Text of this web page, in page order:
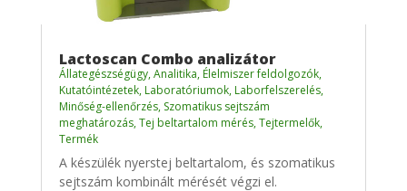
Lactoscan Combo analizátor
Állategészségügy,Analitika, Élelmiszer feldolgozók,
Kutatóintézetek, Laboratóriumok, Laborfelszerelés,
Minőség-ellenőrzés, Szomatikus sejtszám
meghatározás,Tej beltartalom mérés,Tejtermelők,
Termék
A készülék nyerstej beltartalom, és szomatikus
sejtszám kombinált mérését végzi el.